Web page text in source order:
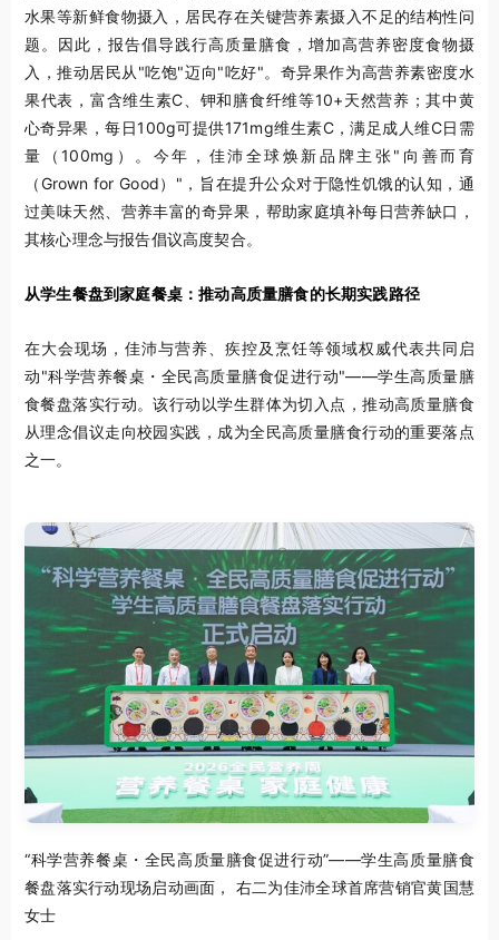
水果等新鲜食物摄入，居民存在关键营养素摄入不足的结构性问
题。因此，报告倡导践行高质量膳食，增加高营养密度食物摄
入，推动居民从"吃饱"迈向"吃好"。奇异果作为高营养素密度水
果代表，富含维生素C、钾和膳食纤维等10+天然营养；其中黄
心奇异果，每日100g可提供171mg维生素C，满足成人维C日需
量（100mg）。今年，佳沛全球焕新品牌主张"向善而育
（Grown for Good）"，旨在提升公众对于隐性饥饿的认知，通
过美味天然、营养丰富的奇异果，帮助家庭填补每日营养缺口，
其核心理念与报告倡议高度契合。
从学生餐盘到家庭餐桌：推动高质量膳食的长期实践路径
在大会现场，佳沛与营养、疾控及烹饪等领域权威代表共同启
动"科学营养餐桌・全民高质量膳食促进行动"——学生高质量膳
食餐盘落实行动。该行动以学生群体为切入点，推动高质量膳食
从理念倡议走向校园实践，成为全民高质量膳食行动的重要落点
之一。
“科学营养餐桌・全民高质量膳食促进行动”——学生高质量膳食
餐盘落实行动现场启动画面， 右二为佳沛全球首席营销官黄国慧
女士